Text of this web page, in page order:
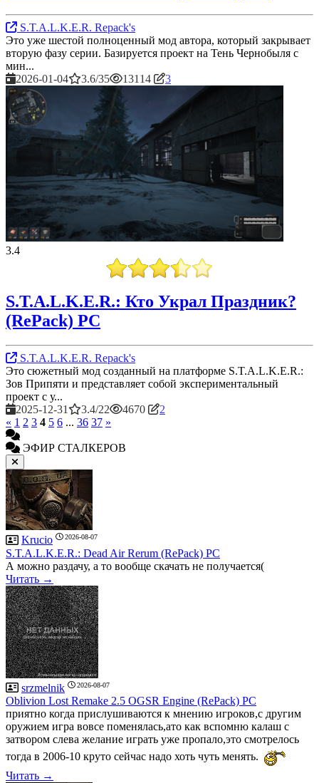
S.T.A.L.K.E.R. Repack's
Это уже шестой полноценный мод автора, который закрывает
вторую фазу серии. Базируется проект на Тень Чернобыля с
мин...
2026-01-04
3.6/35 13114 3
3.4
S.T.A.L.K.E.R.: Кто Украл Праздник?
(RePack) PC
S.T.A.L.K.E.R. Repack's
Это сюжетный мод созданный на платформе S.T.A.L.K.E.R.:
Зов Припяти и представляет собой экспериментальный
проект с у...
2025-12-31
3.4/22 4670
2
« 1 2 3 4 5 6 ... 36 37 »
ЭФИР СТАЛКЕРОВ
Krucio 2026-08-07
S.T.A.L.K.E.R.: Dead Air Rerum (RePack) PC
А можно раздачу, а то вообще скачать не получается(
Читать →
srzmelnik 2026-08-07
Oblivion Lost Remake 2.5 OGSR Engine (RePack) PC
приятно когда прислушиваются к мнению игроков,с другим
оружием игра вовсе поменялась,ато как вспомню калаш с
затвором слева желание играть уже пропало,это смотрелось
тогда в 2006-10 круто сейчас надо хоть чуть менять.
Читать →